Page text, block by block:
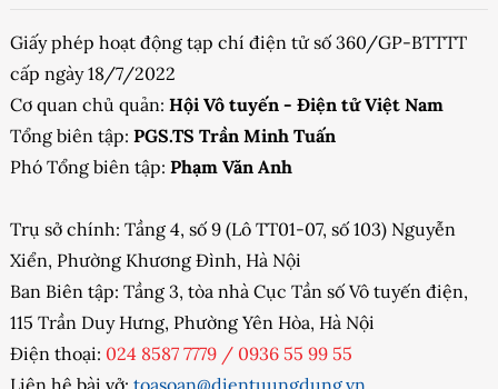
Giấy phép hoạt động tạp chí điện tử số 360/GP-BTTTT
cấp ngày 18/7/2022
Cơ quan chủ quản: Hội Vô tuyến - Điện tử Việt Nam
Tổng biên tập: PGS.TS Trần Minh Tuấn
Phó Tổng biên tập: Phạm Văn Anh
Trụ sở chính: Tầng 4, số 9 (Lô TT01-07, số 103) Nguyễn
Xiển, Phường Khương Đình, Hà Nội
Ban Biên tập: Tầng 3, tòa nhà Cục Tần số Vô tuyến điện,
115 Trần Duy Hưng, Phường Yên Hòa, Hà Nội
Điện thoại: 024 8587 7779 / 0936 55 99 55